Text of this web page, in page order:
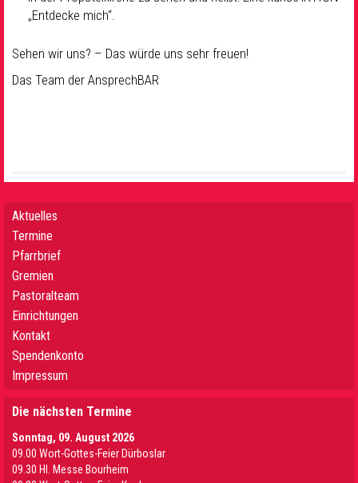
„Entdecke mich“.
Sehen wir uns? – Das würde uns sehr freuen!
Das Team der AnsprechBAR
Aktuelles
Termine
Pfarrbrief
Gremien
Pastoralteam
Einrichtungen
Kontakt
Spendenkonto
Impressum
Die nächsten Termine
Sonntag, 09. August 2026
09.00 Wort-Gottes-Feier Dürboslar
09.30 HI. Messe Bourheim